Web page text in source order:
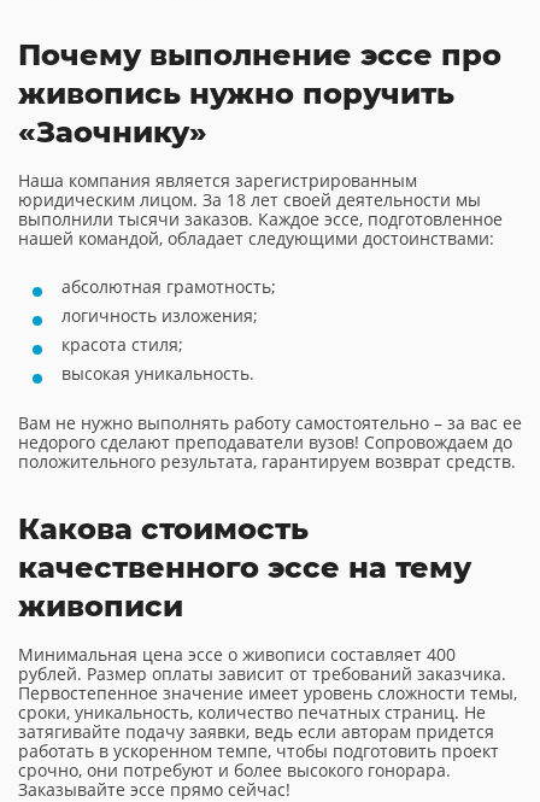
Почему выполнение эссе про
живопись нужно поручить
«Заочнику»
Наша компания является зарегистрированным
юридическим лицом. За 18 лет своей деятельности мы
выполнили тысячи заказов. Каждое эссе, подготовленное
нашей командой, обладает следующими достоинствами:
абсолютная грамотность;
логичность изложения;
красота стиля;
высокая уникальность.
Вам не нужно выполнять работу самостоятельно – за вас ее
недорого сделают преподаватели вузов! Сопровождаем до
положительного результата, гарантируем возврат средств.
Какова стоимость
качественного эссе на тему
живописи
Минимальная цена эссе о живописи составляет 400
рублей. Размер оплаты зависит от требований заказчика.
Первостепенное значение имеет уровень сложности темы,
сроки, уникальность, количество печатных страниц. Не
затягивайте подачу заявки, ведь если авторам придется
работать в ускоренном темпе, чтобы подготовить проект
срочно, они потребуют и более высокого гонорара.
Заказывайте эссе прямо сейчас!